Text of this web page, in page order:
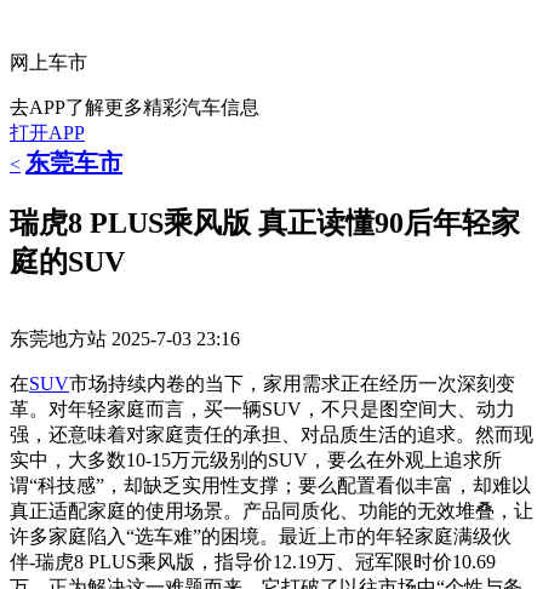
网上车市
去APP了解更多精彩汽车信息
打开APP
< 东莞车市
瑞虎8 PLUS乘风版 真正读懂90后年轻家
庭的SUV
东莞地方站 2025-7-03 23:16
在SUV市场持续内卷的当下，家用需求正在经历一次深刻变
革。对年轻家庭而言，买一辆SUV，不只是图空间大、动力
强，还意味着对家庭责任的承担、对品质生活的追求。然而现
实中，大多数10-15万元级别的SUV，要么在外观上追求所
谓“科技感”，却缺乏实用性支撑；要么配置看似丰富，却难以
真正适配家庭的使用场景。产品同质化、功能的无效堆叠，让
许多家庭陷入“选车难”的困境。最近上市的年轻家庭满级伙
伴-瑞虎8 PLUS乘风版，指导价12.19万、冠军限时价10.69